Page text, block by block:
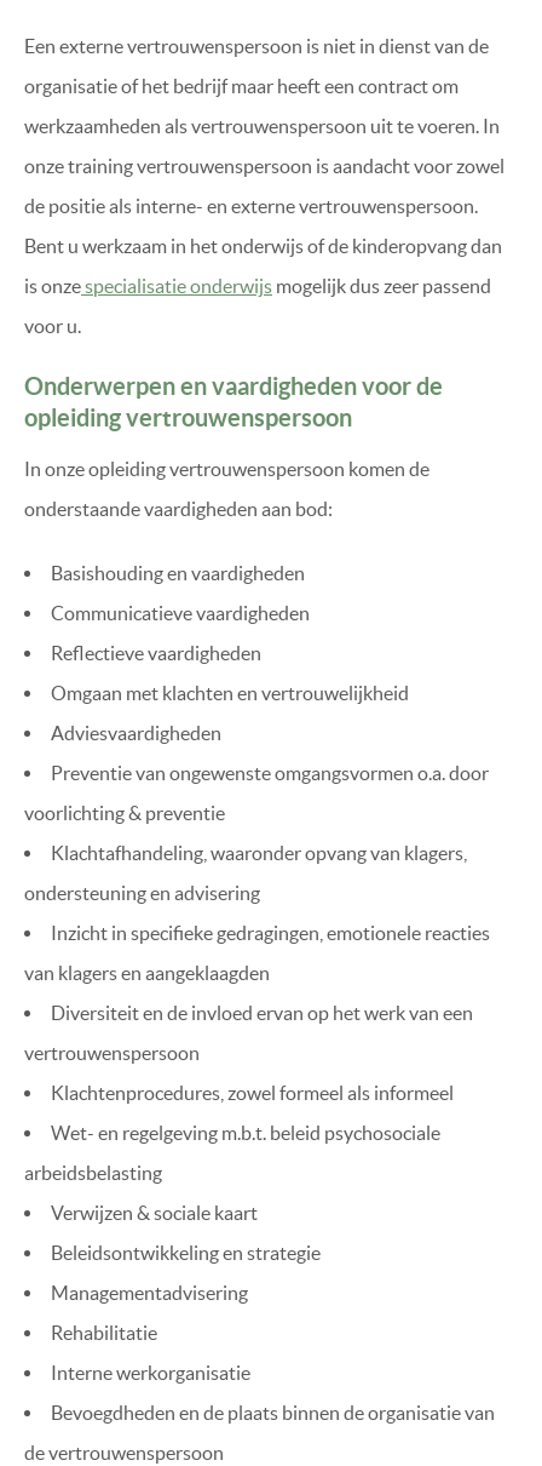
Een externe vertrouwenspersoon is niet in dienst van de
organisatie of het bedrijf maar heeft een contract om
werkzaamheden als vertrouwenspersoon uit te voeren. In
onze training vertrouwenspersoon is aandacht voor zowel
de positie als interne- en externe vertrouwenspersoon.
Bent u werkzaam in het onderwijs of de kinderopvang dan
is onzespecialisatie onderwijs mogelijk dus zeer passend
voor u.
Onderwerpen en vaardigheden voor de
opleiding vertrouwenspersoon
In onze opleiding vertrouwenspersoon komen de
onderstaande vaardigheden aan bod:
Basishouding en vaardigheden
Communicatieve vaardigheden
Reflectieve vaardigheden
Omgaan met klachten en vertrouwelijkheid
Adviesvaardigheden
Preventie van ongewenste omgangsvormen o.a. door
voorlichting & preventie
Klachtafhandeling, waaronder opvang van klagers,
ondersteuning en advisering
Inzicht in specifieke gedragingen, emotionele reacties
van klagers en aangeklaagden
Diversiteit en de invloed ervan op het werk van een
vertrouwenspersoon
Klachtenprocedures, zowel formeel als informeel
Wet- en regelgeving m.b.t. beleid psychosociale
arbeidsbelasting
Verwijzen & sociale kaart
Beleidsontwikkeling en strategie
Managementadvisering
Rehabilitatie
Interne werkorganisatie
Bevoegdheden en de plaats binnen de organisatie van
de vertrouwenspersoon